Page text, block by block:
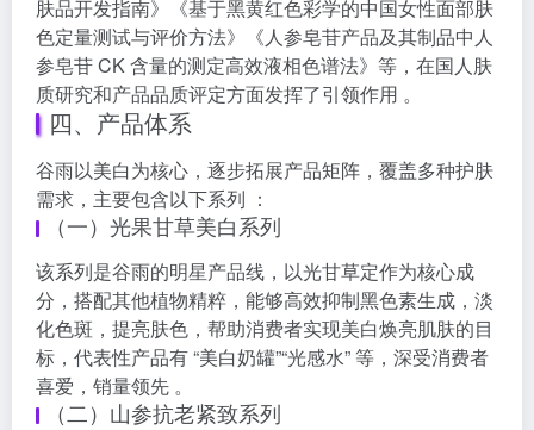
肤品开发指南》《基于黑黄红色彩学的中国女性面部肤
色定量测试与评价方法》《人参皂苷产品及其制品中人
参皂苷 CK 含量的测定高效液相色谱法》等，在国人肤
质研究和产品品质评定方面发挥了引领作用 。
四、产品体系
谷雨以美白为核心，逐步拓展产品矩阵，覆盖多种护肤
需求，主要包含以下系列 ：
（一）光果甘草美白系列
该系列是谷雨的明星产品线，以光甘草定作为核心成
分，搭配其他植物精粹，能够高效抑制黑色素生成，淡
化色斑，提亮肤色，帮助消费者实现美白焕亮肌肤的目
标，代表性产品有 “美白奶罐”“光感水” 等，深受消费者
喜爱，销量领先 。
（二）山参抗老紧致系列